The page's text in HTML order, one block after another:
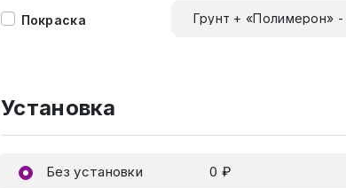
Покраска Грунт + «Полимерон»
Установка
Без установки 0 ₽